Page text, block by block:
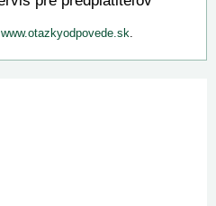
www.otazkyodpovede.sk.